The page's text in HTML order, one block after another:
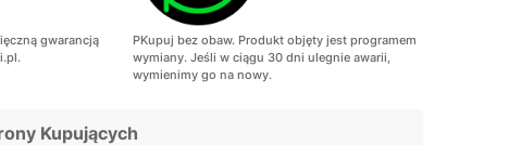
gwarancją
PKupuj bez obaw. Produkt objęty jest programem
wymiany. Jeśli w ciągu 30 dni ulegnie awarii,
wymienimy go na nowy.
Kupujących